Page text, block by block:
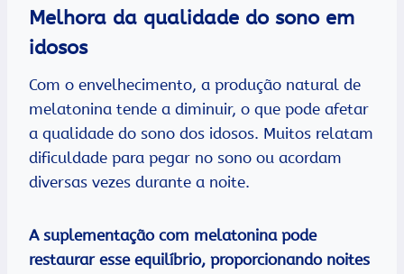
Melhora da qualidade do sono em
idosos
Com o envelhecimento, a produção natural de
melatonina tende a diminuir, o que pode afetar
a qualidade do sono dos idosos. Muitos relatam
dificuldade para pegar no sono ou acordam
diversas vezes durante a noite.
A suplementação com melatonina pode
restaurar esse equilíbrio, proporcionando noites